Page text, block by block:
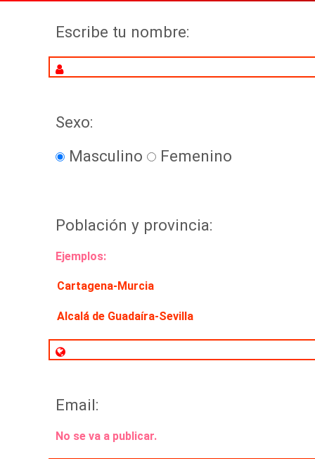
Escribe tu nombre:
Sexo:
Masculino
Femenino
Población y provincia:
Ejemplos:
Cartagena-Murcia
Alcalá de Guadaíra-Sevilla
Email:
No se va a publicar.